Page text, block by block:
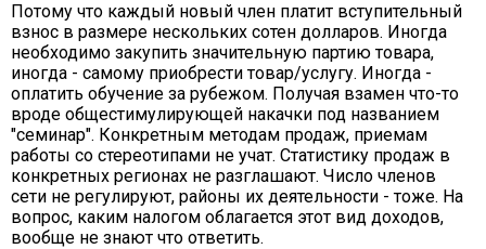
Потому что каждый новый член платит вступительный
взнос в размере нескольких сотен долларов. Иногда
необходимо закупить значительную партию товара,
иногда - самому приобрести товар/услугу. Иногда -
оплатить обучение за рубежом. Получая взамен что-то
вроде общестимулирующей накачки под названием
"семинар". Конкретным методам продаж, приемам
работы со стереотипами не учат. Статистику продаж в
конкретных регионах не разглашают. Число членов
сети не регулируют, районы их деятельности - тоже. На
вопрос, каким налогом облагается этот вид доходов,
вообще не знают что ответить.